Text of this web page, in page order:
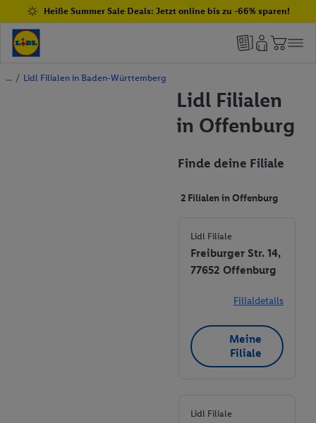
Heiße Summer Sale Deals: Jetzt online bis zu -66% sparen!
/ Lidl Filialen in Baden-Württemberg
Lidl Filialen
in Offenburg
Finde deine Filiale
2 Filialen in Offenburg
Lidl Filiale
Freiburger Str. 14,
77652 Offenburg
Filialdetails
Meine
Filiale
Lidl Filiale